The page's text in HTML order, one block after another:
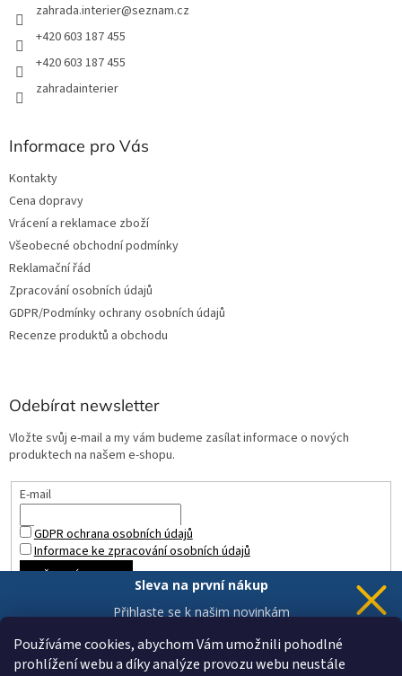
Používáme cookies, abychom Vám umožnili pohodlné
prohlížení webu a díky analýze provozu webu neustále
zahrada.interier@seznam.cz
+420 603 187 455
+420 603 187 455
zahradainterier
Informace pro Vás
Kontakty
Cena dopravy
Vrácení a reklamace zboží
Všeobecné obchodní podmínky
Reklamační řád
Zpracování osobních údajů
GDPR/Podmínky ochrany osobních údajů
Recenze produktů a obchodu
Odebírat newsletter
Vložte svůj e-mail a my vám budeme zasílat informace o nových
produktech na našem e-shopu.
E-mail
GDPR ochrana osobních údajů
Informace ke zpracování osobních údajů
PŘIHLÁSIT SE
Sleva na první nákup
Přihlaste se k našim novinkám